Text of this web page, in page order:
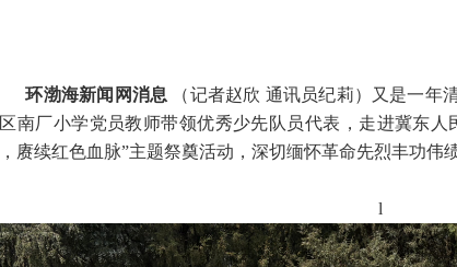
环渤海新闻网消息 （记者赵欣 通讯员纪莉）又是一年
南厂小学党员教师带领优秀少先队员代表，走进冀东
赓续红色血脉”主题祭奠活动，深切缅怀革命先烈丰功伟
l